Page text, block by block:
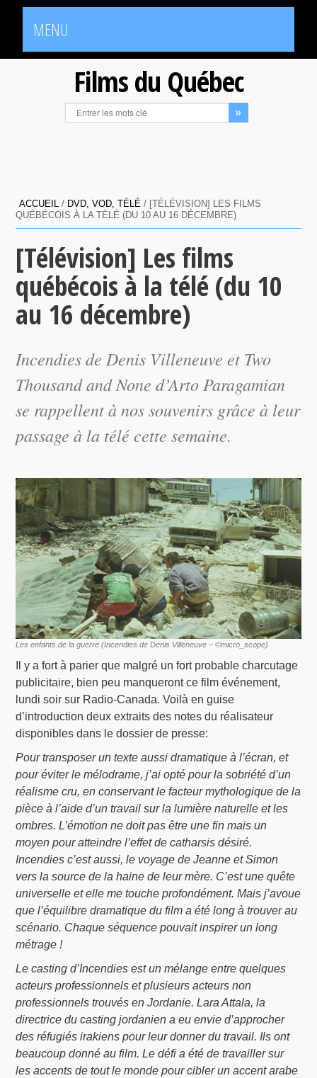
MENU
Films du Québec
ACCUEIL / DVD, VOD, TÉLÉ / [TÉLÉVISION] LES FILMS
QUÉBÉCOIS À LA TÉLÉ (DU 10 AU 16 DÉCEMBRE)
[Télévision] Les films
québécois à la télé (du 10
au 16 décembre)
Incendies de Denis Villeneuve et Two
Thousand and None d’Arto Paragamian
se rappellent à nos souvenirs grâce à leur
passage à la télé cette semaine.
Les enfants de la guerre (Incendies de Denis Villeneuve – ©micro_scope)
Il y a fort à parier que malgré un fort probable charcutage
publicitaire, bien peu manqueront ce film événement,
lundi soir sur Radio-Canada. Voilà en guise
d’introduction deux extraits des notes du réalisateur
disponibles dans le dossier de presse:
Pour transposer un texte aussi dramatique à l’écran, et
pour éviter le mélodrame, j’ai opté pour la sobriété d’un
réalisme cru, en conservant le facteur mythologique de la
pièce à l’aide d’un travail sur la lumière naturelle et les
ombres. L’émotion ne doit pas être une fin mais un
moyen pour atteindre l’effet de catharsis désiré.
Incendies c’est aussi, le voyage de Jeanne et Simon
vers la source de la haine de leur mère. C’est une quête
universelle et elle me touche profondément. Mais j’avoue
que l’équilibre dramatique du film a été long à trouver au
scénario. Chaque séquence pouvait inspirer un long
métrage !
Le casting d’Incendies est un mélange entre quelques
acteurs professionnels et plusieurs acteurs non
professionnels trouvés en Jordanie. Lara Attala, la
directrice du casting jordanien a eu envie d’approcher
des réfugiés irakiens pour leur donner du travail. Ils ont
beaucoup donné au film. Le défi a été de travailler sur
les accents de tout le monde pour cibler un accent arabe